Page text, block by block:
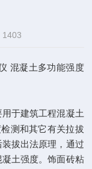
1403
混凝土多功能强度
于建筑工程混凝土
测和其它有关拉拔
拔出法原理，通过
土强度。饰面砖粘